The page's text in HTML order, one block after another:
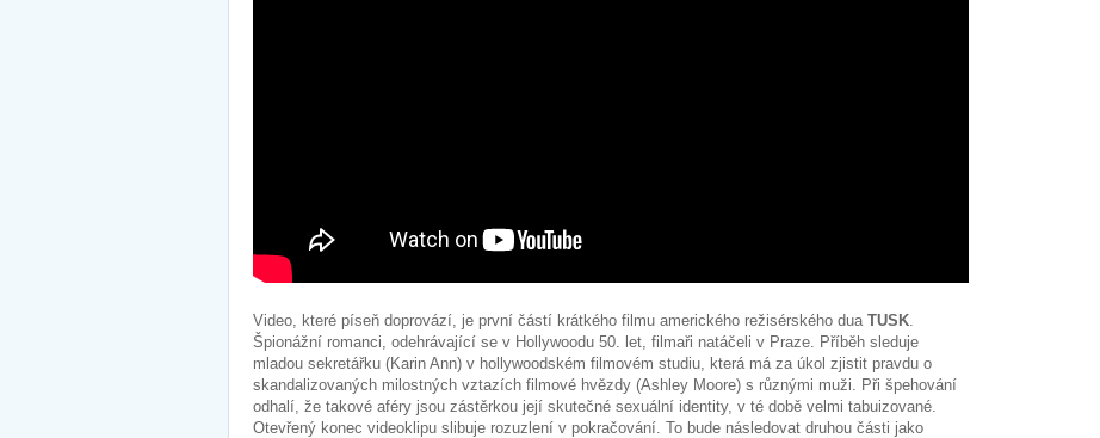
Video, které píseň doprovází, je první částí krátkého filmu amerického režisérského dua TUSK
Špionážní romanci, odehrávající se v Hollywoodu 50. let, filmaři natáčeli v Praze. Příběh sleduje
mladou sekretářku (Karin Ann) v hollywoodském filmovém studiu, která má za úkol zjistit pravdu o
skandalizovaných milostných vztazích filmové hvězdy (Ashley Moore) s různými muži. Při špehování
odhalí, že takové aféry jsou zástěrkou její skutečné sexuální identity, v té době velmi tabuizované.
Otevřený konec videoklipu slibuje rozuzlení v pokračování. To bude následovat druhou části jako